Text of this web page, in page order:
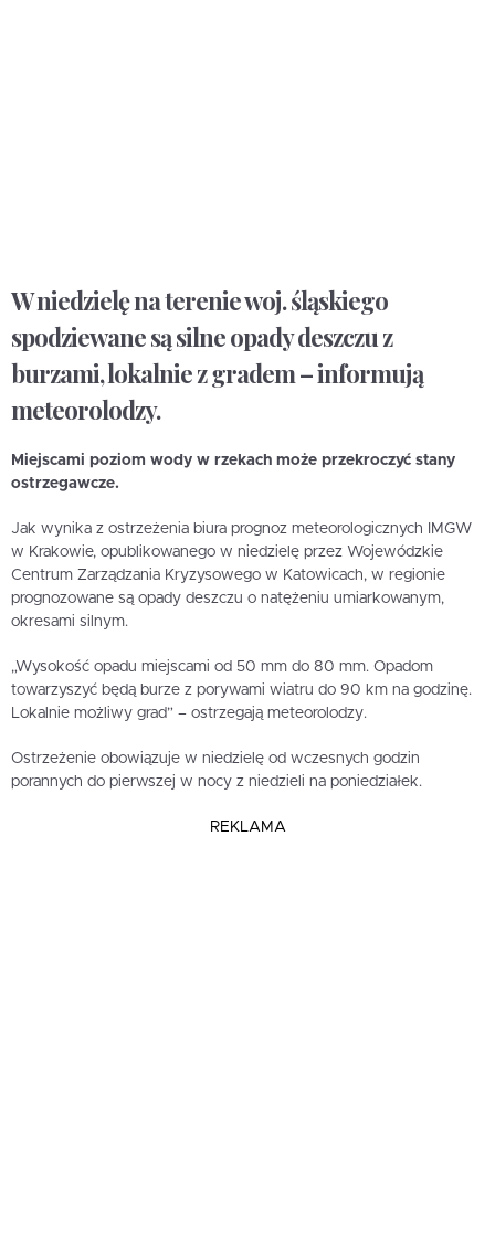
W niedzielę na terenie woj. śląskiego
spodziewane są silne opady deszczu z
burzami, lokalnie z gradem – informują
meteorolodzy.
Miejscami poziom wody w rzekach może przekroczyć stany
ostrzegawcze.
Jak wynika z ostrzeżenia biura prognoz meteorologicznych IMGW
w Krakowie, opublikowanego w niedzielę przez Wojewódzkie
Centrum Zarządzania Kryzysowego w Katowicach, w regionie
prognozowane są opady deszczu o natężeniu umiarkowanym,
okresami silnym.
„Wysokość opadu miejscami od 50 mm do 80 mm. Opadom
towarzyszyć będą burze z porywami wiatru do 90 km na godzinę.
Lokalnie możliwy grad” – ostrzegają meteorolodzy.
Ostrzeżenie obowiązuje w niedzielę od wczesnych godzin
porannych do pierwszej w nocy z niedzieli na poniedziałek.
REKLAMA